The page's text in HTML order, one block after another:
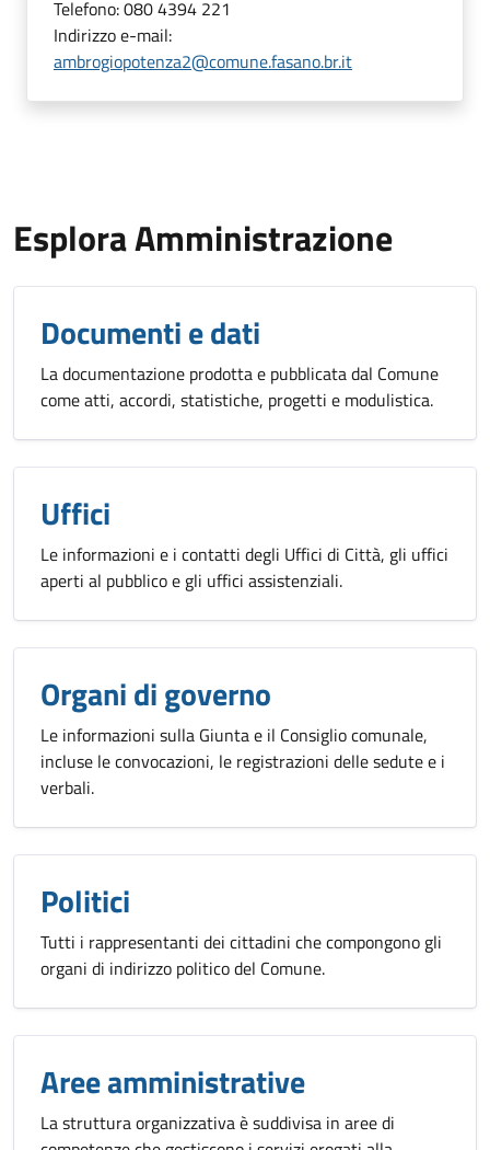
Telefono:080 4394 221
Indirizzo e-mail:
ambrogiopotenza2@comune.fasano.br.it
Esplora Amministrazione
Documenti e dati
La documentazione prodotta e pubblicata dal Comune
come atti, accordi, statistiche, progetti e modulistica.
Uffici
Le informazioni e i contatti degli Uffici di Città, gli uffici
aperti al pubblico e gli uffici assistenziali.
Organi di governo
Le informazioni sulla Giunta e il Consiglio comunale,
incluse le convocazioni, le registrazioni delle sedute e i
verbali.
Politici
Tutti i rappresentanti dei cittadini che compongono gli
organi di indirizzo politico del Comune.
Aree amministrative
La struttura organizzativa è suddivisa in aree di